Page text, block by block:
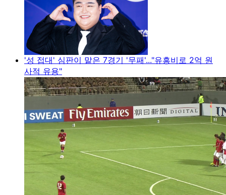
'성 접대' 심판이 맡은 7경기 '무패'..."유흥비로 2억 원
사적 유용"